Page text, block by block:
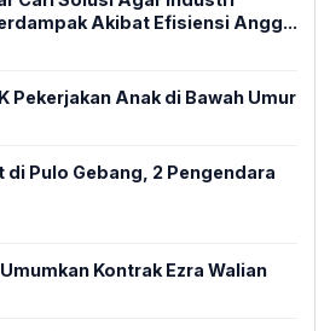
Akibat Efisiensi Angg...
Pekerjakan Anak di Bawah Umur
di Pulo Gebang, 2 Pengendara
Kontrak Ezra Walian